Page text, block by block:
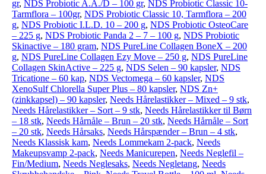
gr, NDS Probiotic A.A./D – 100 gr, NDS Probiotic Classic 10-
Tarmflora – 100gr, NDS Probiotic Classic 10, Tarmflora – 200
g, NDS Probiotic I.L.D. 10 – 200 g, NDS Probiotic OsteoCare
– 225 g, NDS Probiotic Panda 2 – 7 – 100 g, NDS Probiotic
Skinactive – 180 gram, NDS PureLine Collagen BoneX – 200
g, NDS PureLine Collagen Ezy Move – 250 g, NDS PureLine
Collagen SkinActive – 225 g, NDS Selen – 90 kapsler, NDS
Tricatione – 60 kap, NDS Vectomega – 60 kapsler, NDS
XenoSulf Chlorella Super Plus – 80 kapsler, NDS Zn+
(zinkkapsel) – 90 kapsler, Needs Hårelastikker – Mixed – 9 stk,
Needs Hårelastikker – Sort – 9 stk, Needs Hårelastikker til Børn
– 18 stk, Needs Hårnåle – Brun – 20 stk, Needs Hårnåle – Sort
– 20 stk, Needs Hårsaks, Needs Hårspænder – Brun – 4 stk,
Needs Klassisk kam, Needs Lommekam 2-pack, Needs
Makeupsvamp 2-pack, Needs Manicurepen, Needs Neglefil –
Fin/Medium, Needs Neglesaks, Needs Negletang, Needs